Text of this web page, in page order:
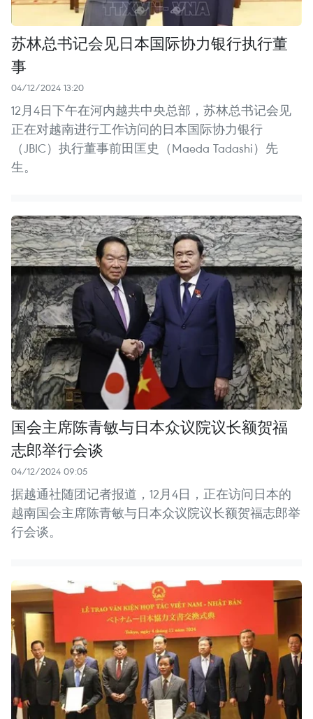
苏林总书记会见日本国际协力银行执行董
事
04/12/2024 13:20
12月4日下午在河内越共中央总部，苏林总书记会见
正在对越南进行工作访问的日本国际协力银行
（JBIC）执行董事前田匡史（Maeda Tadashi）先
生。
国会主席陈青敏与日本众议院议长额贺福
志郎举行会谈
04/12/2024 09:05
据越通社随团记者报道，12月4日，正在访问日本的
越南国会主席陈青敏与日本众议院议长额贺福志郎举
行会谈。